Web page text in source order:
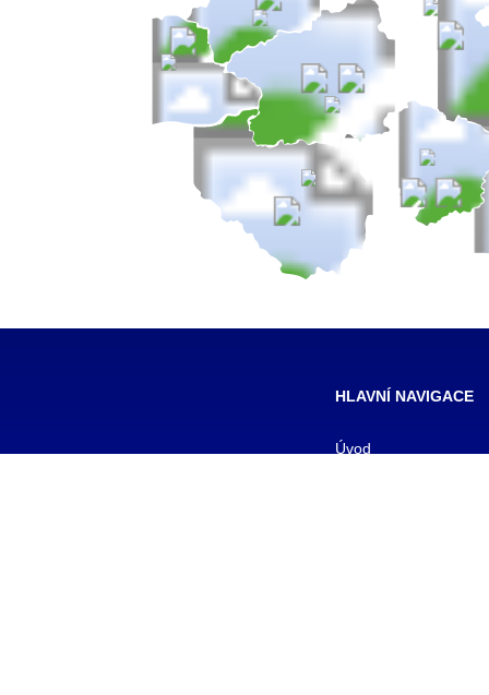
HLAVNÍ NAVIGACE
Úvod